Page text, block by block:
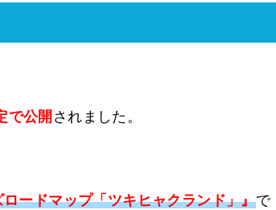
で公開 されました。
ードマップ「ツキヒャクランド」』で